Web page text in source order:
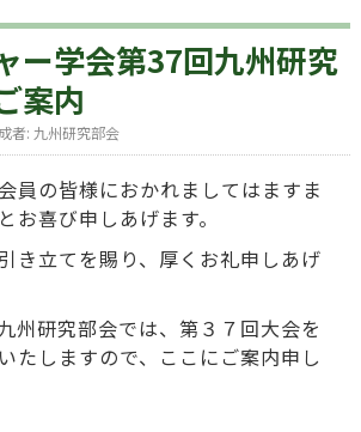
ー学会第37回九州研究
案内
者: 九州研究部会
の皆様におかれましてはますま
お喜び申しあげます。
き立てを賜り、厚くお礼申しあげ
州研究部会では、第３７回大会を
たしますので、ここにご案内申し